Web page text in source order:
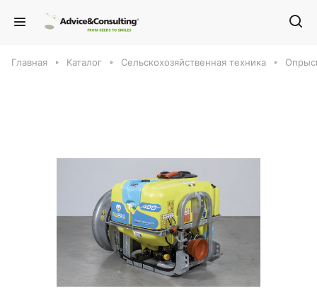
Главная Каталог Сельскохозяйственная техника